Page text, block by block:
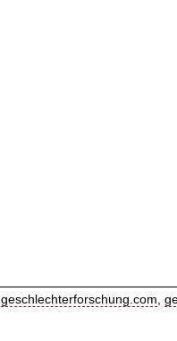
geschlechterforschung.com,